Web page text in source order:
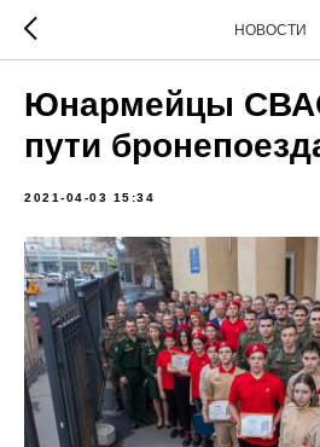
НОВОСТИ
Юнармейцы
пути
2021-04-03 15:34